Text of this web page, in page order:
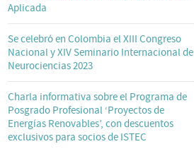
Aplicada
Se celebró en Colombia el XIII Congreso
Nacional y XIV Seminario Internacional de
Neurociencias 2023
Charla informativa sobre el Programa de
Posgrado Profesional ‘Proyectos de
Energías Renovables’, con descuentos
exclusivos para socios de ISTEC